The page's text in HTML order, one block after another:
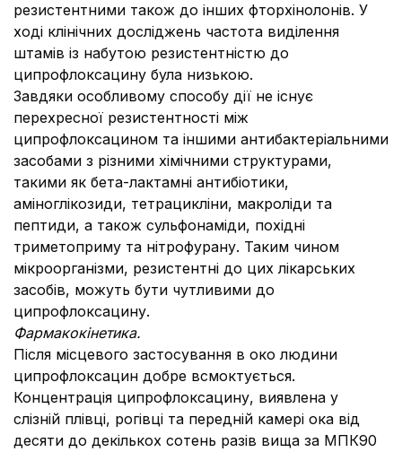
резистентними також до інших фторхінолонів. У
ході клінічних досліджень частота виділення
штамів із набутою резистентністю до
ципрофлоксацину була низькою.
Завдяки особливому способу дії не існує
перехресної резистентності між
ципрофлоксацином та іншими антибактеріальними
засобами з різними хімічними структурами,
такими як бета-лактамні антибіотики,
аміноглікозиди, тетрацикліни, макроліди та
пептиди, а також сульфонаміди, похідні
триметоприму та нітрофурану. Таким чином
мікроорганізми, резистентні до цих лікарських
засобів, можуть бути чутливими до
ципрофлоксацину.
Фармакокінетика.
Після місцевого застосування в око людини
ципрофлоксацин добре всмоктується.
Концентрація ципрофлоксацину, виявлена у
слізній плівці, рогівці та передній камері ока від
десяти до декількох сотень разів вища за МПК90